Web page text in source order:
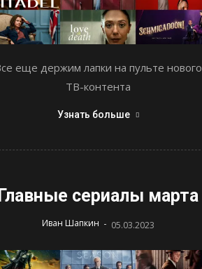
еще держим лапки на пульте нового
ТВ-контента
Узнать больше
Главные сериалы марта
Иван Шапкин - 05.03.2023